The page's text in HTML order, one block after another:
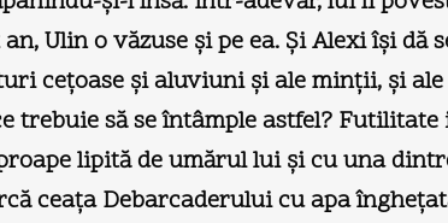
Ulin o văzuse şi pe ea. Şi Alexi îşi dă
ceţoase şi aluviuni şi ale minţii, şi
trebuie să se întâmple astfel?
lipită de umărul lui şi cu una
ceaţa Debarcaderului cu apa